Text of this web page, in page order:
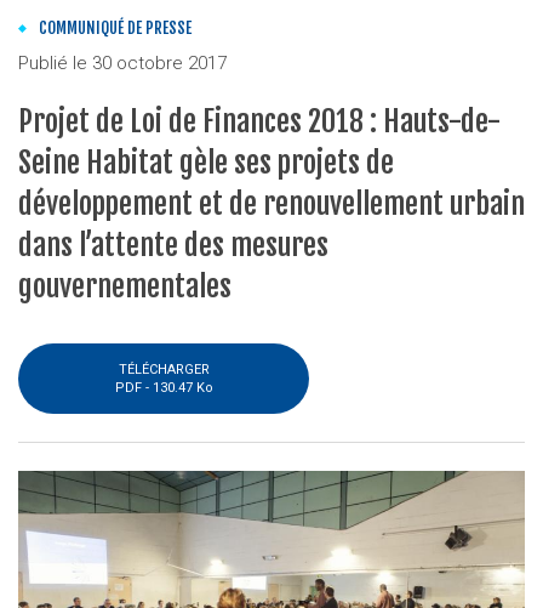
COMMUNIQUÉ DE PRESSE
Publié le 30 octobre 2017
Projet de Loi de Finances 2018 : Hauts-de-
Seine Habitat gèle ses projets de
développement et de renouvellement urbain
dans l’attente des mesures
gouvernementales
TÉLÉCHARGER
PDF - 130.47 Ko